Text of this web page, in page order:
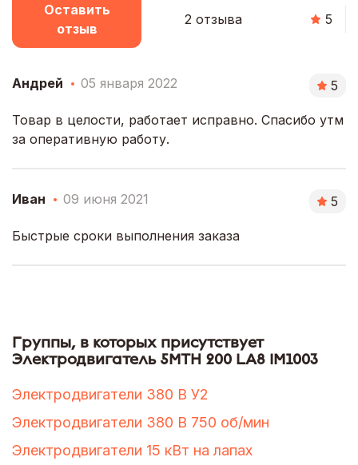
5
2 отзыва
Оставить
отзыв
Андрей 05 января 2022 5
Товар в целости, работает исправно. Спасибо утм
за оперативную работу.
Иван 09 июня 2021 5
Быстрые сроки выполнения заказа
Группы, в которых присутствует
Электродвигатель 5МТН 200 LA8 IM1003
Электродвигатели 380 В У2
Электродвигатели 380 В 750 об/мин
Электродвигатели 15 кВт на лапах